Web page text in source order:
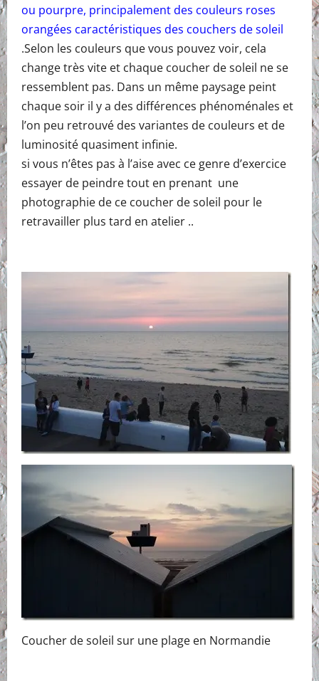
ou pourpre, principalement des couleurs roses
orangées caractéristiques des couchers de soleil
.Selon les couleurs que vous pouvez voir, cela
change très vite et chaque coucher de soleil ne se
ressemblent pas. Dans un même paysage peint
chaque soir il y a des différences phénoménales et
l’on peu retrouvé des variantes de couleurs et de
luminosité quasiment infinie.
si vous n’êtes pas à l’aise avec ce genre d’exercice
essayer de peindre tout en prenant une
photographie de ce coucher de soleil pour le
retravailler plus tard en atelier ..
Coucher de soleil sur une plage en Normandie